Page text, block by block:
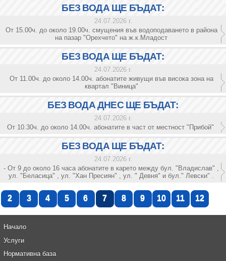
БЕЗ ВОДА ЩЕ БЪДАТ:
24.07.2026 г.
От 15.00ч. до около 19.00ч. смущения във водоподаването в района
на пазар "Орехчето" на ж.к.Младост
БЕЗ ВОДА ЩЕ БЪДАТ:
24.07.2026 г.
От 11.00ч. до около 14.00ч. абонатите живущи във висока зона на
квартал "Виница"
БЕЗ ВОДА ДНЕС ЩЕ БЪДАТ:
24.07.2026 г.
От 10.30ч. до около 14.00ч. абонатите в част от местност "Прибой"
БЕЗ ВОДА ЩЕ БЪДАТ:
24.07.2026 г.
- От 9 до около 16 часа абонатите в карето между бул. "Владислав" ,
ул. "Беласица" , ул. "Хан Пресиян" , ул. " Девня" и бул." Левски" .
2 3 4 5 6 7 8 9 10 11 12
Начало
Услуги
Нормативна база